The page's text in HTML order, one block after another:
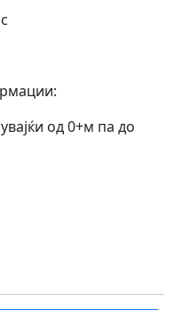
од 0+м па до